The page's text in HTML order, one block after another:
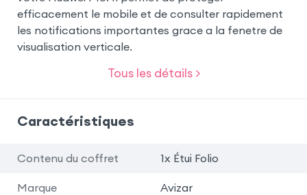
efficacement le mobile et de consulter rapidement
les notifications importantes grace a la fenetre de
visualisation verticale.
Tous les détails >
Caractéristiques
Contenu du coffret 1x Étui Folio
Marque Avizar